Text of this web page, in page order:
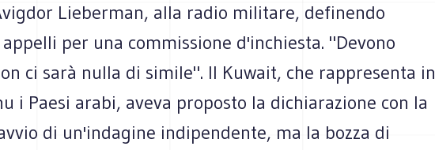
Lieberman, alla radio militare, definendo
per una commissione d'inchiesta. "Devono
ci sarà nulla di simile". Il Kuwait, che rappresenta in
i Paesi arabi, aveva proposto la dichiarazione con la
di un'indagine indipendente, ma la bozza di